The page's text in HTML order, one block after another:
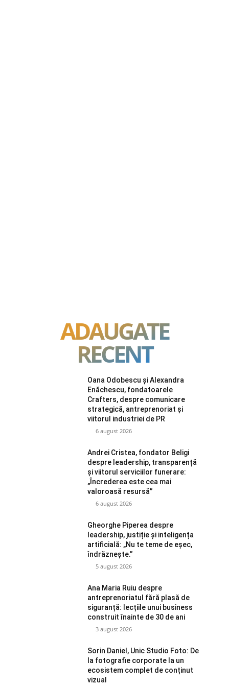
ADAUGATE
RECENT
Oana Odobescu și Alexandra
Enăchescu, fondatoarele
Crafters, despre comunicare
strategică, antreprenoriat și
viitorul industriei de PR
6 august 2026
Andrei Cristea, fondator Beligi
despre leadership, transparență
și viitorul serviciilor funerare:
„Încrederea este cea mai
valoroasă resursă”
6 august 2026
Gheorghe Piperea despre
leadership, justiție și inteligența
artificială: „Nu te teme de eșec,
îndrăznește.”
5 august 2026
Ana Maria Ruiu despre
antreprenoriatul fără plasă de
siguranță: lecțiile unui business
construit înainte de 30 de ani
3 august 2026
Sorin Daniel, Unic Studio Foto: De
la fotografie corporate la un
ecosistem complet de conținut
vizual